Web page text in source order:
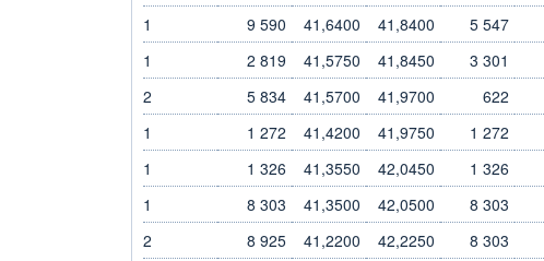
1
9 590 41,6400 41,8400 5 547
1
2 819 41,5750 41,8450 3 301
2
5 834 41,5700 41,9700 622
1
1 272 41,4200 41,9750 1 272
1
1 326 41,3550 42,0450 1 326
1
8 303 41,3500 42,0500 8 303
2
8 925 41,2200 42,2250 8 303